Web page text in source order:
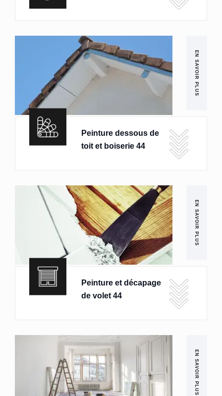
EN SAVOIR PLUS
Peinture dessous de
toit et boiserie 44
EN SAVOIR PLUS
Peinture et décapage
de volet 44
EN SAVOIR PLUS